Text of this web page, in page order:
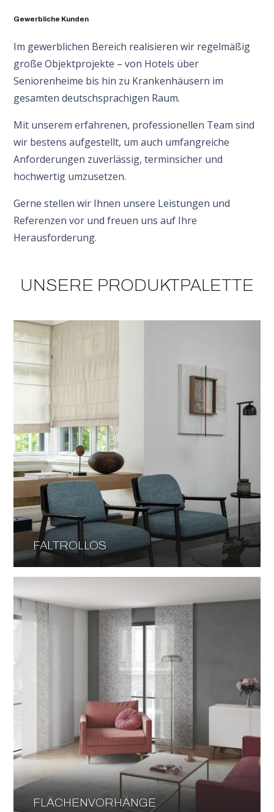
Gewerbliche Kunden
Im gewerblichen Bereich realisieren wir regelmäßig
große Objektprojekte – von Hotels über
Seniorenheime bis hin zu Krankenhäusern im
gesamten deutschsprachigen Raum.
Mit unserem erfahrenen, professionellen Team sind
wir bestens aufgestellt, um auch umfangreiche
Anforderungen zuverlässig, terminsicher und
hochwertig umzusetzen.
Gerne stellen wir Ihnen unsere Leistungen und
Referenzen vor und freuen uns auf Ihre
Herausforderung.
UNSERE PRODUKTPALETTE
FALTROLLOS
FLÄCHENVORHÄNGE